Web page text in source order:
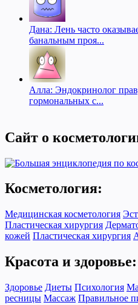
Дана: Лень часто
банальным проя...
Алла: Эндокринолог
гормональных с...
Сайт о
Косметология:
Медицинская косметология
Пластическая хирургия
кожей Пластическая хирургия
Красота и здоровье:
Здоровье Диеты Психология
ресницы Массаж Правильное